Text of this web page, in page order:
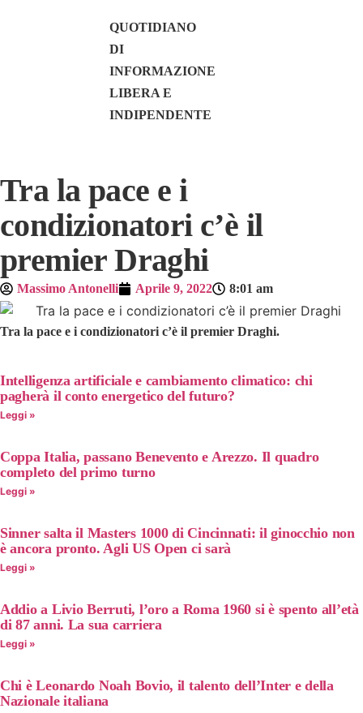
QUOTIDIANO
DI
INFORMAZIONE
LIBERA E
INDIPENDENTE
Tra la pace e i
condizionatori c’è il
premier Draghi
Massimo Antonelli Aprile 9, 2022 8:01 am
Tra la pace e i condizionatori c’è il premier Draghi.
Intelligenza artificiale e cambiamento climatico: chi
pagherà il conto energetico del futuro?
Leggi »
Coppa Italia, passano Benevento e Arezzo. Il quadro
completo del primo turno
Leggi »
Sinner salta il Masters 1000 di Cincinnati: il ginocchio non
è ancora pronto. Agli US Open ci sarà
Leggi »
Addio a Livio Berruti, l’oro a Roma 1960 si è spento all’età
di 87 anni. La sua carriera
Leggi »
Chi è Leonardo Noah Bovio, il talento dell’Inter e della
Nazionale italiana